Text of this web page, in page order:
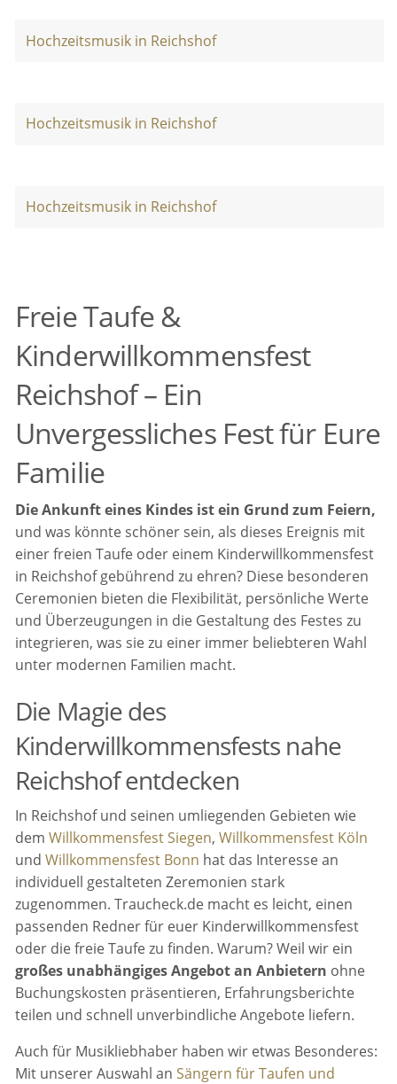
Hochzeitsmusik in Reichshof
Hochzeitsmusik in Reichshof
Hochzeitsmusik in Reichshof
Freie Taufe &
Kinderwillkommensfest
Reichshof – Ein
Unvergessliches Fest für Eure
Familie
Die Ankunft eines Kindes ist ein Grund zum Feiern,
und was könnte schöner sein, als dieses Ereignis mit
einer freien Taufe oder einem Kinderwillkommensfest
in Reichshof gebührend zu ehren? Diese besonderen
Ceremonien bieten die Flexibilität, persönliche Werte
und Überzeugungen in die Gestaltung des Festes zu
integrieren, was sie zu einer immer beliebteren Wahl
unter modernen Familien macht.
Die Magie des
Kinderwillkommensfests nahe
Reichshof entdecken
In Reichshof und seinen umliegenden Gebieten wie
demWillkommensfest Siegen,Willkommensfest Köln
undWillkommensfest Bonn hat das Interesse an
individuell gestalteten Zeremonien stark
zugenommen. Traucheck.de macht es leicht, einen
passenden Redner für euer Kinderwillkommensfest
oder die freie Taufe zu finden. Warum? Weil wir ein
großes unabhängiges Angebot an Anbietern ohne
Buchungskosten präsentieren, Erfahrungsberichte
teilen und schnell unverbindliche Angebote liefern.
Auch für Musikliebhaber haben wir etwas Besonderes:
Mit unserer Auswahl anSängern für Taufen und